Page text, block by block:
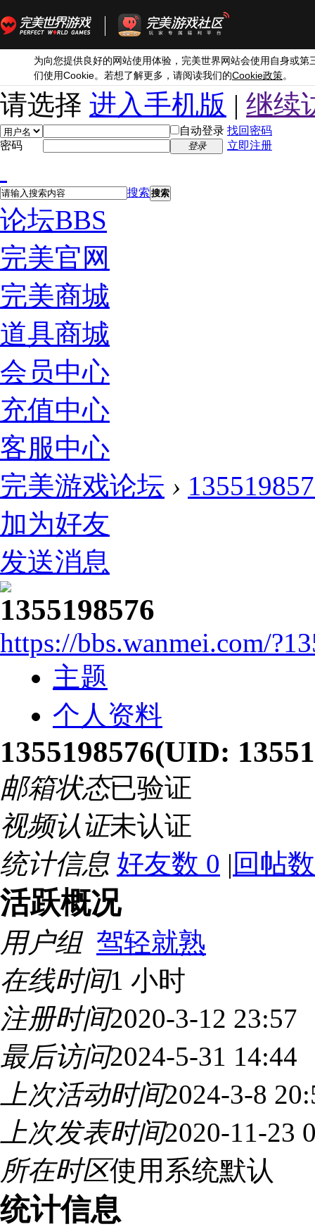
为向您提供良好的网站使用体验，完美世界网站会使用自身或第
们使用Cookie。若想了解更多，请阅读我们的Cookie政策。
请选择 进入手机版 | 继续
自动登录 找回密码
密码
登录 立即注册
搜索 搜索
论坛BBS
完美官网
完美商城
道具商城
会员中心
充值中心
客服中心
完美游戏论坛 ›
加为好友
发送消息
1355198576
https://bbs.wanmei.com/
主题
个人资料
1355198576(UID:
邮箱状态已验证
视频认证未认证
统计信息 好友数 0 | 回帖
活跃概况
用户组 驾轻就熟
在线时间1 小时
注册时间2020-3-12 23:57
最后访问2024-5-31 14:44
上次活动时间2024-3-8
上次发表时间2020-11-23
所在时区使用系统默认
统计信息